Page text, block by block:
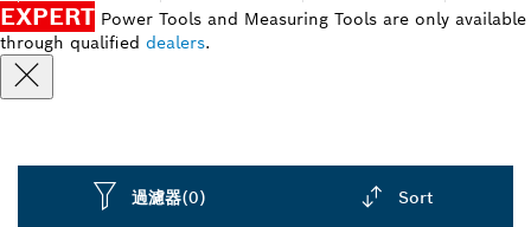
EXPERT Power Tools and Measuring Tools are only available
through qualified dealers.
過濾器(0) Sort